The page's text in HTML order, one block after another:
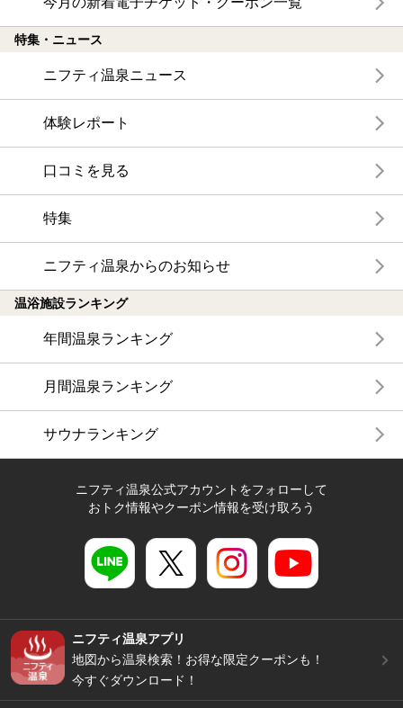
特集・ニュース
ニフティ温泉ニュース
体験レポート
口コミを見る
特集
ニフティ温泉からのお知らせ
温浴施設ランキング
年間温泉ランキング
月間温泉ランキング
サウナランキング
ニフティ温泉公式アカウントをフォローして
おトク情報やクーポン情報を受け取ろう
ニフティ温泉アプリ
地図から温泉検索！お得な限定クーポンも！
今すぐダウンロード！